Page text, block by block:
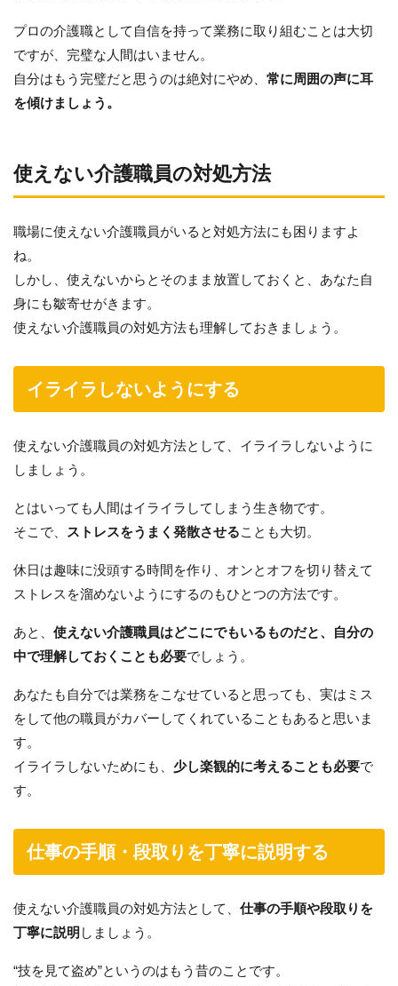
プロの介護職として自信を持って業務に取り組むことは大切
ですが、完璧な人間はいません。
自分はもう完璧だと思うのは絶対にやめ、 常に周囲の声に耳
を傾けましょう。
使えない介護職員の対処方法
職場に使えない介護職員がいると対処方法にも困りますよ
ね。
しかし、使えないからとそのまま放置しておくと、あなた自
身にも皺寄せがきます。
使えない介護職員の対処方法も理解しておきましょう。
イライラしないようにする
使えない介護職員の対処方法として、イライラしないように
しましょう。
とはいっても人間はイライラしてしまう生き物です。
そこで、
ストレスをうまく発散させることも大切。
休日は趣味に没頭する時間を作り、オンとオフを切り替えて
ストレスを溜めないようにするのもひとつの方法です。
あと、 使えない介護職員はどこにでもいるものだと、自分の
中で理解しておくことも必要でしょう。
あなたも自分では業務をこなせていると思っても、実はミス
をして他の職員がカバーしてくれていることもあると思いま
す。
イライラしないためにも、 少し楽観的に考えることも必要で
す。
仕事の手順・段取りを丁寧に説明する
使えない介護職員の対処方法として、 仕事の手順や段取りを
丁寧に説明 しましょう。
“技を見て盗め”というのはもう昔のことです。